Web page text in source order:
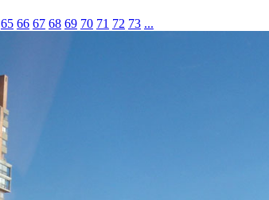
65 66 67 68 69 70 71 72 73 ...